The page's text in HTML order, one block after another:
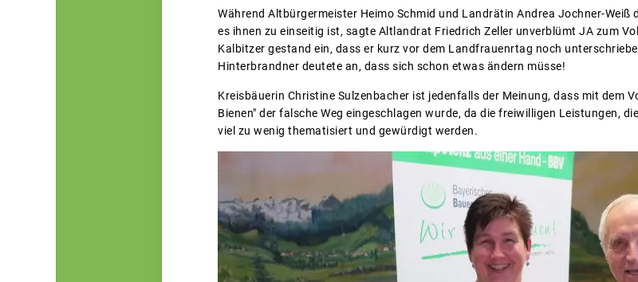
Während Altbürgermeister Heimo Schmid und Landrätin Andrea Jochner-
es ihnen zu einseitig ist, sagte Altlandrat Friedrich Zeller unverblümt JA zum
Kalbitzer gestand ein, dass er kurz vor dem Landfrauenrtag noch
Hinterbrandner deutete an, dass sich schon etwas ändern müsse!
Kreisbäuerin Christine Sulzenbacher ist jedenfalls der Meinung, dass mit dem
Bienen" der falsche Weg eingeschlagen wurde, da die freiwilligen Leistungen,
viel zu wenig thematisiert und gewürdigt werden.